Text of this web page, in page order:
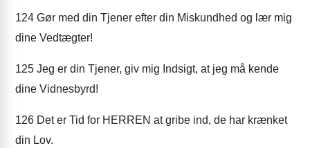
124 Gør med din Tjener efter din Miskundhed og lær mig
dine Vedtægter!
125 Jeg er din Tjener, giv mig Indsigt, at jeg må kende
dine Vidnesbyrd!
126 Det er Tid for HERREN at gribe ind, de har krænket
din Lov.